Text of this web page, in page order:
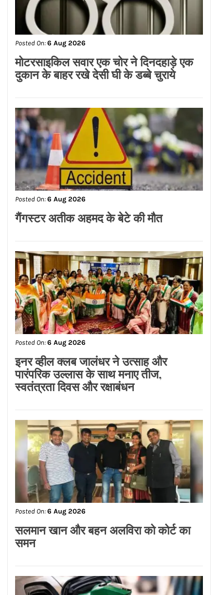
Posted On: 6 Aug 2026
गैंगस्टर अतीक अहमद के बेटे की मौत
Posted On:6 Aug 2026
इनर व्हील क्लब जालंधर ने उत्साह और
पारंपरिक उल्लास के साथ मनाए तीज,
स्वतंत्रता दिवस और रक्षाबंधन
Posted On:6 Aug 2026
सलमान खान और बहन अलविरा को कोर्ट का
समन
Posted On:6 Aug 2026
पेट्रोल-डीजल के नए रेट जारी, जाने दाम
CONNECT WITH US: